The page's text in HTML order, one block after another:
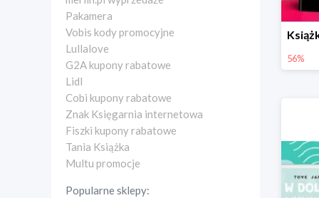
Pakamera
Vobis kody promocyjne
Lullalove
G2A kupony rabatowe
Lidl
Cobi kupony rabatowe
Znak Księgarnia internetowa
Fiszki kupony rabatowe
Tania Książka
Multu promocje
Popularne sklepy:
56%